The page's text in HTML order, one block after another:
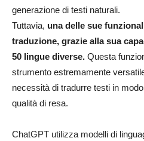
generazione di testi naturali.
Tuttavia, una delle sue
traduzione, grazie alla sua
50 lingue diverse. Questa
strumento estremamente
necessità di tradurre testi in
qualità di resa.
ChatGPT utilizza modelli di